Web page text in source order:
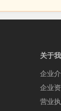
关于
企业
企业
营业